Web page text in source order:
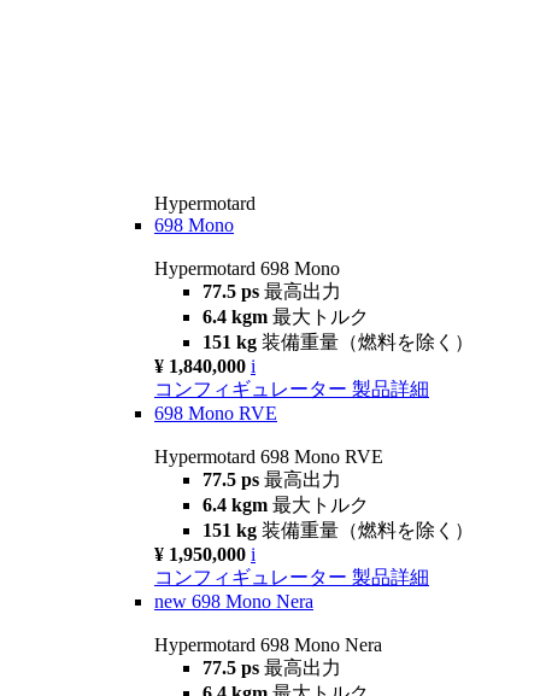
Hypermotard
698 Mono
Hypermotard 698 Mono
77.5 ps 最高出力
6.4 kgm 最大トルク
151 kg 装備重量（燃料を除く）
¥ 1,840,000 i
コンフィギュレーター 製品詳細
698 Mono RVE
Hypermotard 698 Mono RVE
77.5 ps 最高出力
6.4 kgm 最大トルク
151 kg 装備重量（燃料を除く）
¥ 1,950,000 i
コンフィギュレーター 製品詳細
new 698 Mono Nera
Hypermotard 698 Mono Nera
77.5 ps 最高出力